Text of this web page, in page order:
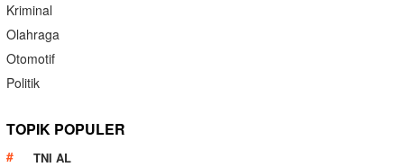
Kriminal
Olahraga
Otomotif
Politik
TOPIK POPULER
TNI AL